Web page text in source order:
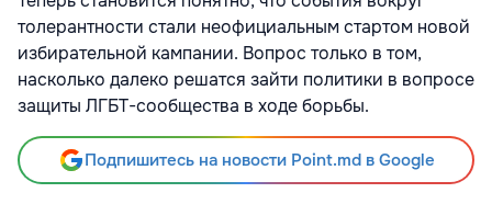
толерантности стали неофициальным стартом новой
избирательной кампании. Вопрос только в том,
насколько далеко решатся зайти политики в вопросе
защиты ЛГБТ-сообщества в ходе борьбы.
Подпишитесь на новости Point.md в Google